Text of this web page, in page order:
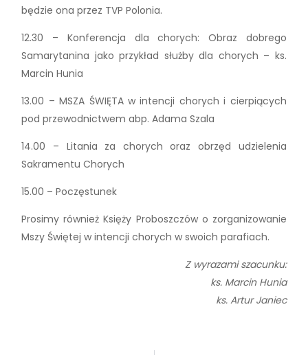
będzie ona przez TVP Polonia.
12.30 – Konferencja dla chorych: Obraz dobrego
Samarytanina jako przykład służby dla chorych – ks.
Marcin Hunia
13.00 – MSZA ŚWIĘTA w intencji chorych i cierpiących
pod przewodnictwem abp. Adama Szala
14.00 – Litania za chorych oraz obrzęd udzielenia
Sakramentu Chorych
15.00 – Poczęstunek
Prosimy również Księży Proboszczów o zorganizowanie
Mszy Świętej w intencji chorych w swoich parafiach.
Z wyrazami szacunku:
ks. Marcin Hunia
ks. Artur Janiec